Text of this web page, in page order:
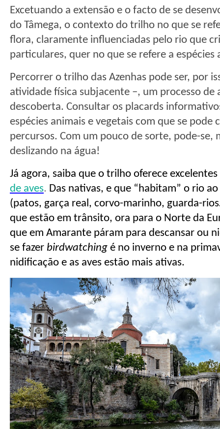
Excetuando a extensão e o facto de se
do Tâmega, o contexto do trilho no que se
flora, claramente influenciadas pelo rio que
particulares, quer no que se refere a espécies
Percorrer o trilho das Azenhas pode ser, por
atividade física subjacente –, um processo de
descoberta. Consultar os placards
espécies animais e vegetais com que se pode
percursos. Com um pouco de sorte, pode-se,
deslizando na água!
Já agora, saiba que o trilho oferece excelentes
de aves. Das nativas, e que “habitam” o rio
(patos, garça real, corvo-marinho, guarda-
que estão em trânsito, ora para o Norte da
que em Amarante páram para descansar ou
se fazer birdwatching é no inverno e na
nidificação e as aves estão mais ativas.